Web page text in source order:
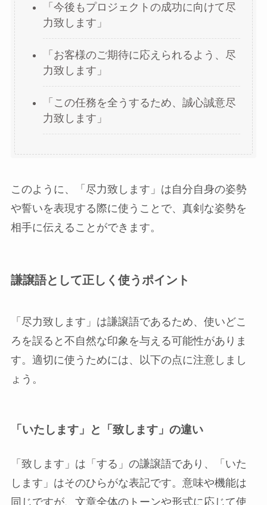
「今後もプロジェクトの成功に向けて尽
力致します」
「お客様のご期待に応えられるよう、尽
力致します」
「この任務を全うするため、誠心誠意尽
力致します」
このように、「尽力致します」は自分自身の姿勢
や誓いを表現する際に使うことで、真剣な姿勢を
相手に伝えることができます。
謙譲語として正しく使うポイント
「尽力致します」は謙譲語であるため、使いどこ
ろを誤ると不自然な印象を与える可能性がありま
す。適切に使うためには、以下の点に注意しまし
ょう。
「いたします」と「致します」の違い
「致します」は「する」の謙譲語であり、「いた
します」はそのひらがな表記です。意味や機能は
同じですが、文章全体のトーンや形式に応じて使